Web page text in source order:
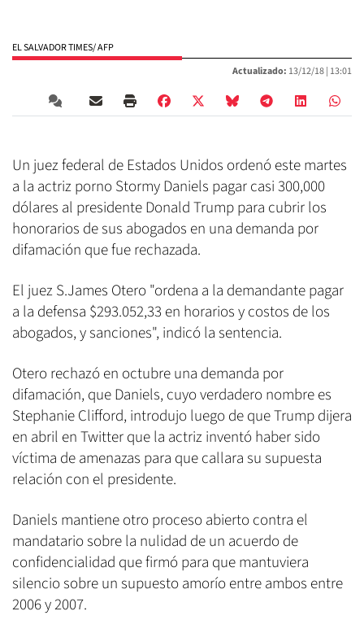
EL SALVADOR TIMES/ AFP
Actualizado: 13/12/18 | 13:01
Un juez federal de Estados Unidos ordenó este martes
a la actriz porno Stormy Daniels pagar casi 300,000
dólares al presidente Donald Trump para cubrir los
honorarios de sus abogados en una demanda por
difamación que fue rechazada.
El juez S.James Otero "ordena a la demandante pagar
a la defensa $293.052,33 en horarios y costos de los
abogados, y sanciones", indicó la sentencia.
Otero rechazó en octubre una demanda por
difamación, que Daniels, cuyo verdadero nombre es
Stephanie Clifford, introdujo luego de que Trump dijera
en abril en Twitter que la actriz inventó haber sido
víctima de amenazas para que callara su supuesta
relación con el presidente.
Daniels mantiene otro proceso abierto contra el
mandatario sobre la nulidad de un acuerdo de
confidencialidad que firmó para que mantuviera
silencio sobre un supuesto amorío entre ambos entre
2006 y 2007.